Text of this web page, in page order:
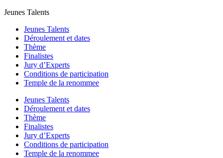
Jeunes Talents
Jeunes Talents
Déroulement et dates
Thème
Finalistes
Jury d’Experts
Conditions de participation
Temple de la renommee
Jeunes Talents
Déroulement et dates
Thème
Finalistes
Jury d’Experts
Conditions de participation
Temple de la renommee